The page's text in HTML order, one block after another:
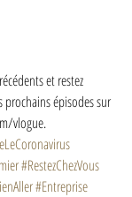
et restez
épisodes sur
vlogue.
#RestezChezVous
#Entreprise